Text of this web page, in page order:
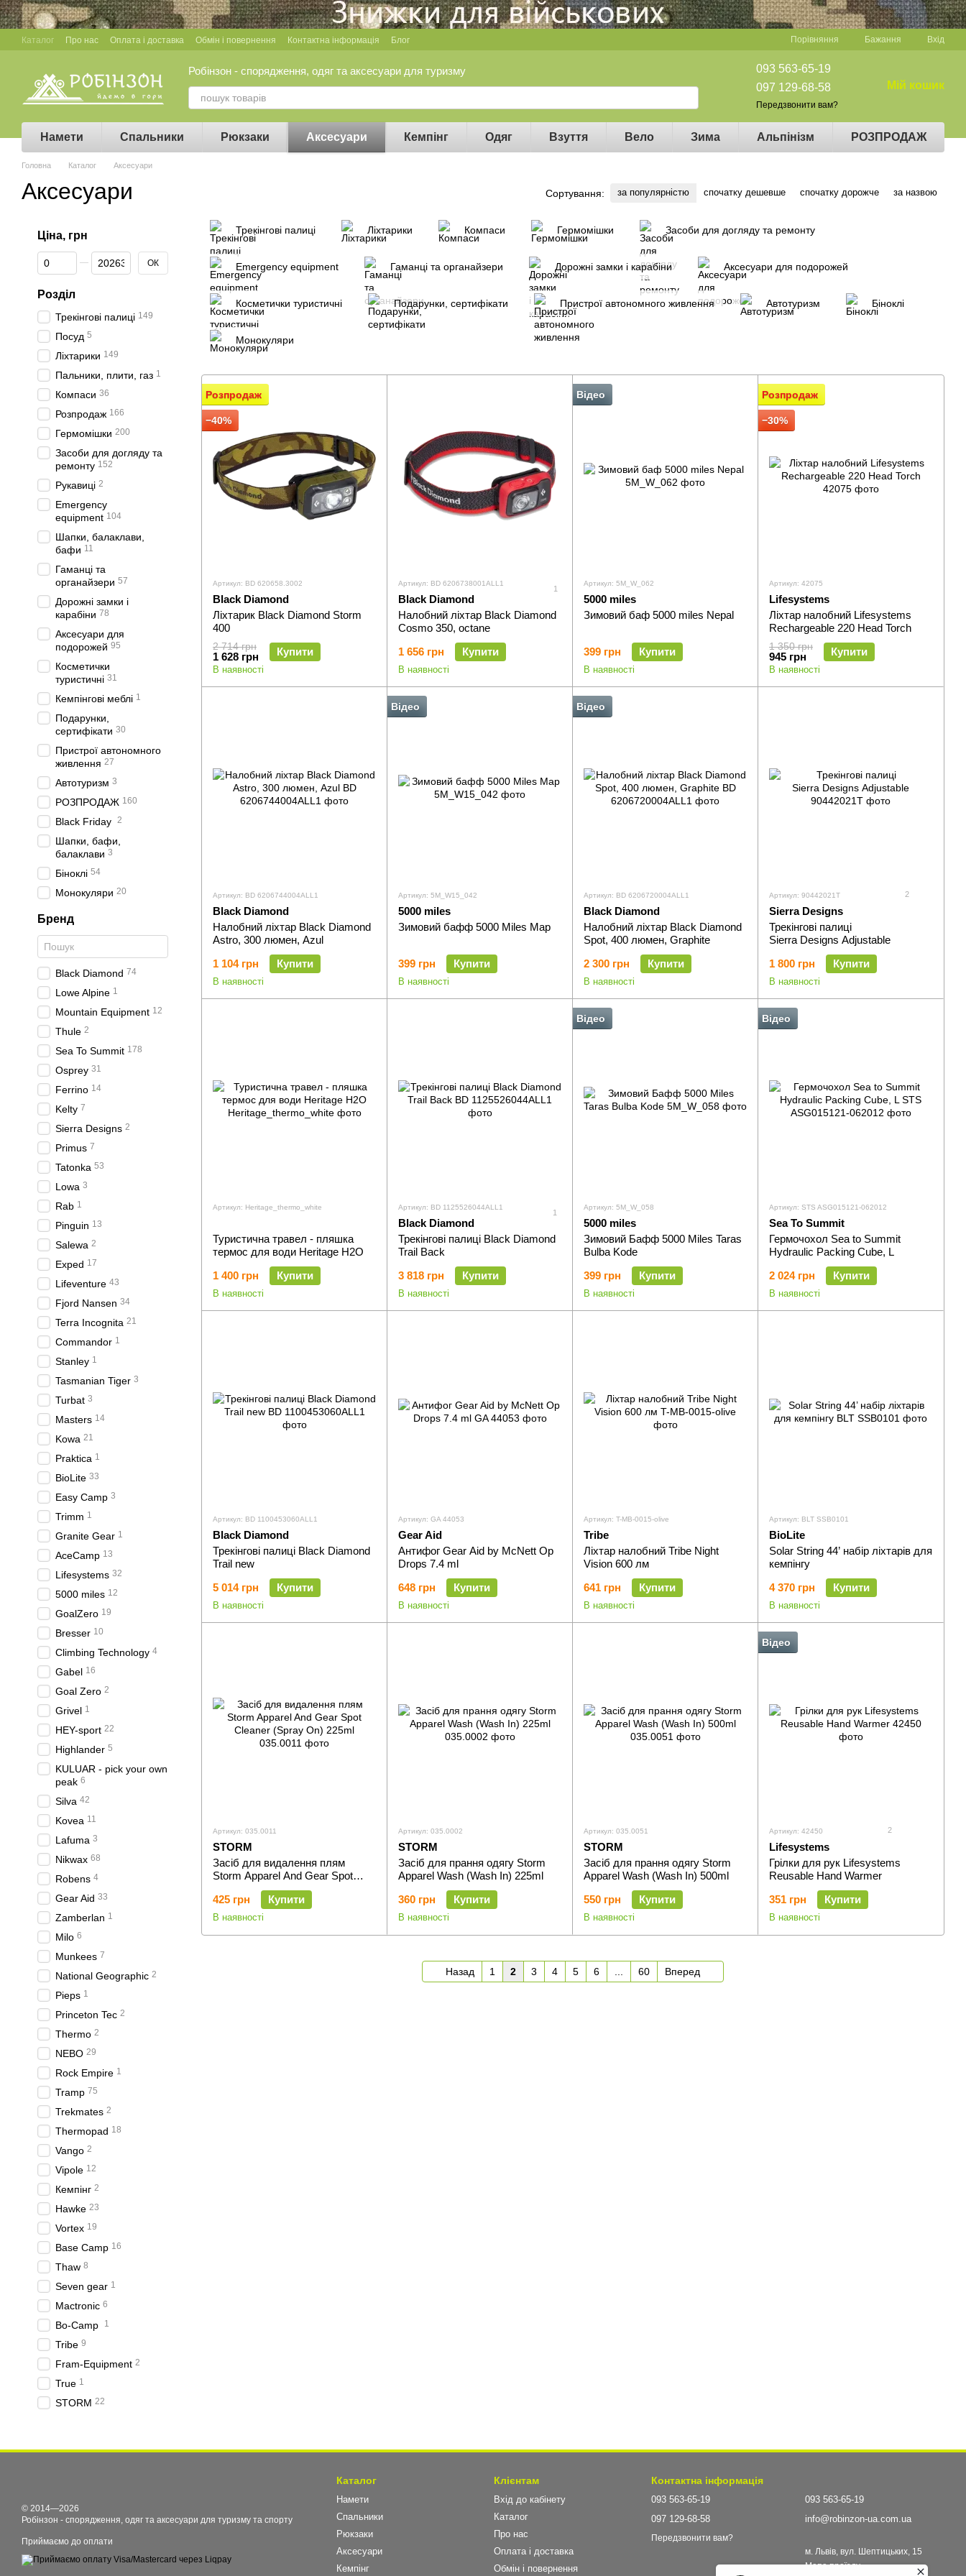
Перейти до основного контенту
Каталог Про нас Оплата і доставка Обмін і повернення Контактна інформація Блог Порівняння Бажання Вхід
Робінзон - спорядження, одяг та аксесуари для туризму
093 563-65-19
097 129-68-58
Передзвонити вам?
Мій кошик
Намети Спальники Рюкзаки Аксесуари Кемпінг Одяг Взуття Вело Зима Альпінізм РОЗПРОДАЖ
Головна Каталог Аксесуари
Аксесуари Сортування: за популярністю спочатку дешевше спочатку дорожче за назвою
Трекінгові палиці Ліхтарики Компаси Гермомішки Засоби для догляду та ремонту
Emergency equipment Гаманці та органайзери Дорожні замки і карабіни Аксесуари для подорожей
Косметички туристичні Подарунки, сертифікати Пристрої автономного живлення Автотуризм Біноклі
Монокуляри
Розпродаж
−40%
Артикул: BD 620658.3002
Black Diamond
Ліхтарик Black Diamond Storm
400
2 714 грн
1 628 грн Купити
В наявності
Артикул: BD 6206738001ALL1
1
Black Diamond
Налобний ліхтар Black Diamond
Cosmo 350, octane
1 656 грн
Купити
В наявності
Відео
Артикул: 5M_W_062
5000 miles
Зимовий баф 5000 miles Nepal
399 грн Купити
В наявності
Розпродаж
−30%
Артикул: 42075
Lifesystems
Ліхтар налобний Lifesystems
Rechargeable 220 Head Torch
1 350 грн
945 грн Купити
В наявності
Артикул: BD 6206744004ALL1
Black Diamond
Налобний ліхтар Black Diamond
Astro, 300 люмен, Azul
1 104 грн
Купити
В наявності
Відео
Артикул: 5M_W15_042
5000 miles
Зимовий бафф 5000 Miles Map
399 грн Купити
В наявності
Відео
Артикул: BD 6206720004ALL1
Black Diamond
Налобний ліхтар Black Diamond
Spot, 400 люмен, Graphite
2 300 грн
Купити
В наявності
Артикул: 90442021T 2
Sierra Designs
Трекінгові палиці
Sierra Designs Adjustable
1 800 грн
Купити
В наявності
Артикул: Heritage_thermo_white
Туристична травел - пляшка
термос для води Heritage H2O
1 400 грн
Купити
В наявності
Артикул: BD 1125526044ALL1
1
Black Diamond
Трекінгові палиці Black Diamond
Trail Back
3 818 грн
Купити
В наявності
Відео
Артикул: 5M_W_058
5000 miles
Зимовий Бафф 5000 Miles Taras
Bulba Kode
399 грн
Купити
В наявності
Відео
Артикул: STS ASG015121-062012
Sea To Summit
Гермочохол Sea to Summit
Hydraulic Packing Cube, L
2 024 грн
Купити
В наявності
Артикул: BD 1100453060ALL1
Black Diamond
Трекінгові палиці Black Diamond
Trail new
5 014 грн
Купити
В наявності
Артикул: GA 44053
Gear Aid
Антифог Gear Aid by McNett Op
Drops 7.4 ml
648 грн
Купити
В наявності
Артикул: T-MB-0015-olive
Tribe
Ліхтар налобний Tribe Night
Vision 600 лм
641 грн
Купити
В наявності
Артикул: BLT SSB0101
BioLite
Solar String 44’ набір ліхтарів для
кемпінгу
4 370 грн
Купити
В наявності
Артикул: 035.0011
STORM
Засіб для видалення плям
Storm Apparel And Gear Spot
Cleaner (Spray On) 225ml
425 грн
Купити
В наявності
Артикул: 035.0002
STORM
Засіб для прання одягу Storm
Apparel Wash (Wash In) 225ml
360 грн
Купити
В наявності
Артикул: 035.0051
STORM
Засіб для прання одягу Storm
Apparel Wash (Wash In) 500ml
550 грн
Купити
В наявності
Відео
Артикул: 42450 2
Lifesystems
Грілки для рук Lifesystems
Reusable Hand Warmer
351 грн
Купити
В наявності
Назад 1 2 3 4 5 6 60 Вперед
Ціна, грн
Від Ціна, грн
До Ціна, грн ОК
Розділ
Трекінгові палиці 149
Посуд 5
Ліхтарики 149
Пальники, плити, газ 1
Компаси 36
Розпродаж 166
Гермомішки 200
Засоби для догляду та
ремонту 152
Рукавиці 2
Emergency
equipment 104
Шапки, балаклави,
бафи 11
Гаманці та
органайзери 57
Дорожні замки і
карабіни 78
Аксесуари для
подорожей 95
Косметички
туристичні 31
Кемпінгові меблі 1
Подарунки,
сертифікати 30
Пристрої автономного
живлення 27
Автотуризм 3
РОЗПРОДАЖ 160
Black Friday 2
Шапки, бафи,
балаклави 3
Біноклі 54
Монокуляри 20
Бренд
Black Diamond 74
Lowe Alpine 1
Mountain Equipment 12
Thule 2
Sea To Summit 178
Osprey 31
Ferrino 14
Kelty 7
Sierra Designs 2
Primus 7
Tatonka 53
Lowa 3
Rab 1
Pinguin 13
Salewa 2
Exped 17
Lifeventure 43
Fjord Nansen 34
Terra Incognita 21
Commandor 1
Stanley 1
Tasmanian Tiger 3
Turbat 3
Masters 14
Kowa 21
Praktica 1
BioLite 33
Easy Camp 3
Trimm 1
Granite Gear 1
AceCamp 13
Lifesystems 32
5000 miles 12
GoalZero 19
Bresser 10
Climbing Technology 4
Gabel 16
Goal Zero 2
Grivel 1
HEY-sport 22
Highlander 5
KULUAR - pick your own
peak 6
Silva 42
Kovea 11
Lafuma 3
Nikwax 68
Robens 4
Gear Aid 33
Zamberlan 1
Milo 6
Munkees 7
National Geographic 2
Pieps 1
Princeton Tec 2
Thermo 2
NEBO 29
Rock Empire 1
Tramp 75
Trekmates 2
Thermopad 18
Vango 2
Vipole 12
Кемпінг 2
Hawke 23
Vortex 19
Base Camp 16
Thaw 8
Seven gear 1
Mactronic 6
Bo-Camp 1
Tribe 9
Fram-Equipment 2
True 1
STORM 22
© 2014—2026
Робінзон - спорядження, одяг та аксесуари для туризму та спорту
Приймаємо до оплати
Каталог
Намети
Спальники
Рюкзаки
Аксесуари
Кемпінг
Клієнтам
Вхід до кабінету
Каталог
Про нас
Оплата і доставка
Обмін і повернення
Контактна інформація
093 563-65-19
097 129-68-58
Передзвонити вам?
093 563-65-19
info@robinzon-ua.com.ua
м. Львів, вул. Шептицьких, 15
Мапа проїзду